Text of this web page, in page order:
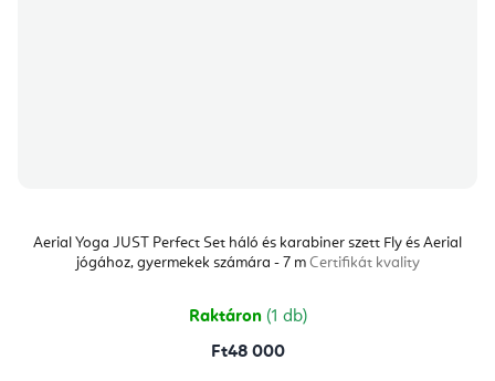
Aerial Yoga JUST Perfect Set háló és karabiner szett Fly és Aerial
jógához, gyermekek számára - 7 m Certifikát kvality
Raktáron (1 db)
Ft48 000